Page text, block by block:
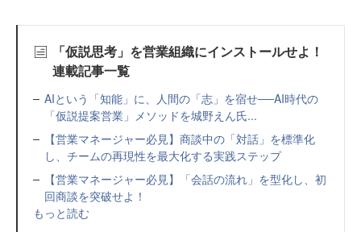
「仮説思考」を営業組織にインストールせよ！
連載記事一覧
AIという「知能」に、人間の「志」を宿せ──AI時代の
「仮説提案営業」メソッドを城野えん氏...
【営業マネージャー必見】商談中の「対話」を標準化
し、チームの再現性を最大化する実践ステップ
【営業マネージャー必見】「会話の流れ」を型化し、初
回商談を突破せよ！
もっと読む